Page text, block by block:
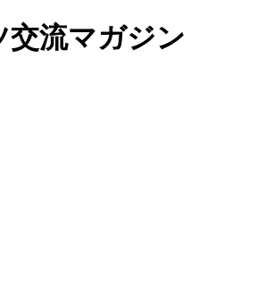
流マガジン